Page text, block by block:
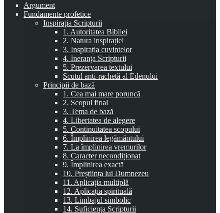
Argument
Fundamente profetice
Inspirația Scripturii
1. Autoritatea Bibliei
2. Natura inspirației
3. Inspirația cuvintelor
4. Ineranța Scripturii
5. Prezervarea textului
Scutul anti-rachetă al Edenului
Principii de bază
1. Cea mai mare poruncă
2. Scopul final
3. Tema de bază
4. Libertatea de alegere
5. Continuitatea scopului
6. Împlinirea legământului
7. La împlinirea vremurilor
8. Caracter necondiționat
9. Împlinirea exactă
10. Preștiința lui Dumnezeu
11. Aplicația multiplă
12. Aplicația spirituală
13. Limbajul simbolic
14. Suficiența Scripturii